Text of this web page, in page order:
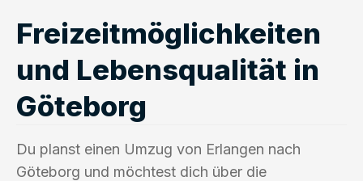
Freizeitmöglichkeiten
und Lebensqualität in
Göteborg
Du planst einen Umzug von Erlangen nach
Göteborg und möchtest dich über die